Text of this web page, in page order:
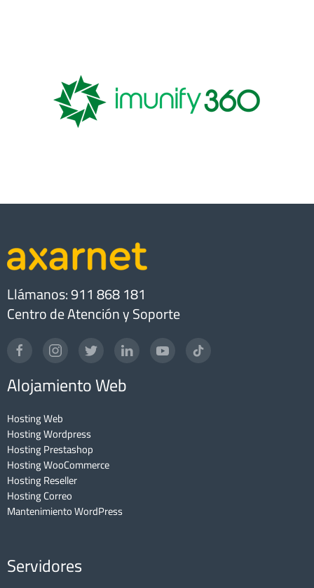
Llámanos: 911 868 181
Centro de Atención y Soporte
Alojamiento Web
Hosting Web
Hosting Wordpress
Hosting Prestashop
Hosting WooCommerce
Hosting Reseller
Hosting Correo
Mantenimiento WordPress
Servidores